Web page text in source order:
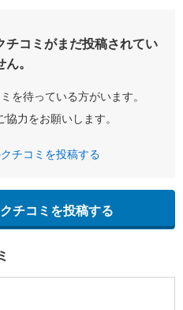
チコミがまだ投稿されてい
ん。
を待っている方がいます。
力をお願いします。
チコミを投稿する
チコミを投稿する